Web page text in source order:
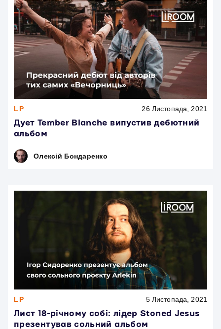
LP 26 Листопада, 2021
Дует Tember Blanche випустив дебютний
альбом
Олексій Бондаренко
LP 5 Листопада, 2021
Лист 18-річному собі: лідер Stoned Jesus
презентував сольний альбом